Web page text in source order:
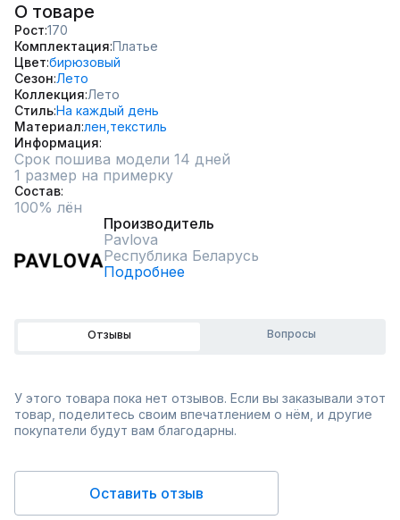
О товаре
Рост 170
Комплектация Платье
Цвет бирюзовый
Сезон Лето
Коллекция Лето
СтильНа каждый день
Материал лен, текстиль
Информация
Срок пошива модели 14 дней
1 размер на примерку
Состав
100% лён
Производитель
Pavlova
Республика Беларусь
Подробнее
Отзывы Вопросы
У этого товара пока нет отзывов. Если вы заказывали этот
товар, поделитесь своим впечатлением о нём, и другие
покупатели будут вам благодарны.
Оставить отзыв